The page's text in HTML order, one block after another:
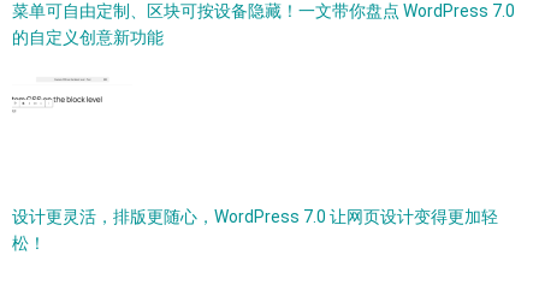
菜单可自由定制、区块可按设备隐藏！一文带你盘点 WordPress 7.0
的自定义创意新功能
设计更灵活，排版更随心，WordPress 7.0 让网页设计变得更加轻
松！